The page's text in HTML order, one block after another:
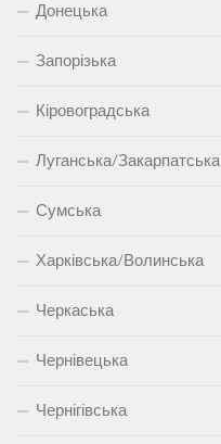
Донецька
Запорізька
Кіровоградська
Луганська/Закарпатська
Сумська
Харківська/Волинська
Черкаська
Чернівецька
Чернігівська